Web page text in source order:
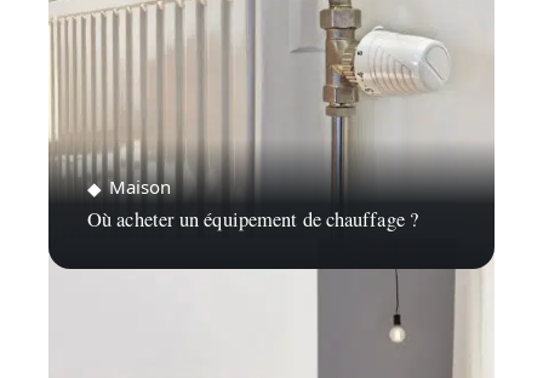
Maison
Où acheter un équipement de chauffage ?